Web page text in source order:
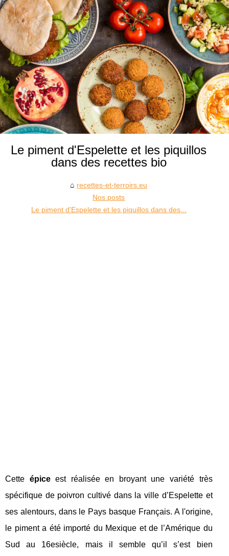
Le piment d'Espelette et les piquillos
dans des recettes bio
recettes-et-terroirs.eu
Nos posts
Le piment d'Espelette et les piquillos dans des...
Cette épiceest réalisée en broyant une variété très
spécifique de poivron cultivé dans la ville d’Espelette et
ses alentours, dans le Pays basque Français. A l'origine,
le piment a été importé du Mexique et de l’Amérique du
Sud au 16esiècle, mais il semble qu’il s’est bien